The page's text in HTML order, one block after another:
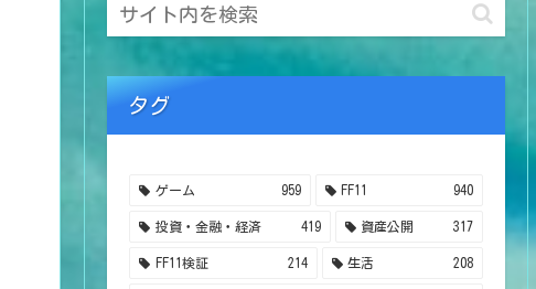
タグ
ゲーム 959 FF11 940
投資・金融・経済 419 資産公開 317
FF11検証 214 生活 208